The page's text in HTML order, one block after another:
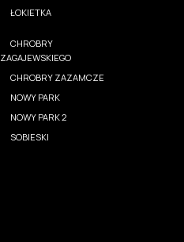
ŁOKIETKA
CHROBRY
ZAGAJEWSKIEGO
CHROBRY ZAZAMCZE
NOWY PARK
NOWY PARK 2
SOBIESKI